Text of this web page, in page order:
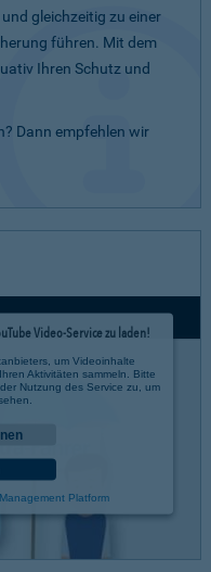
gleichzeitig zu einer
führen. Mit dem
Ihren Schutz und
Dann empfehlen wir
Video-Service zu laden!
um Videoinhalte
Aktivitäten sammeln. Bitte
Nutzung des Service zu, um
Platform